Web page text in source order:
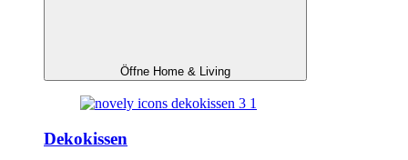
Öffne Home & Living
Dekokissen